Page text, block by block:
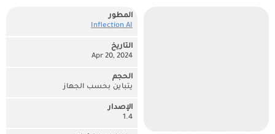
المطور
Inflection AI‏
التاريخ
Apr 20, 2024
الحجم
يتباين بحسب الجهاز
الإصدار
1.4